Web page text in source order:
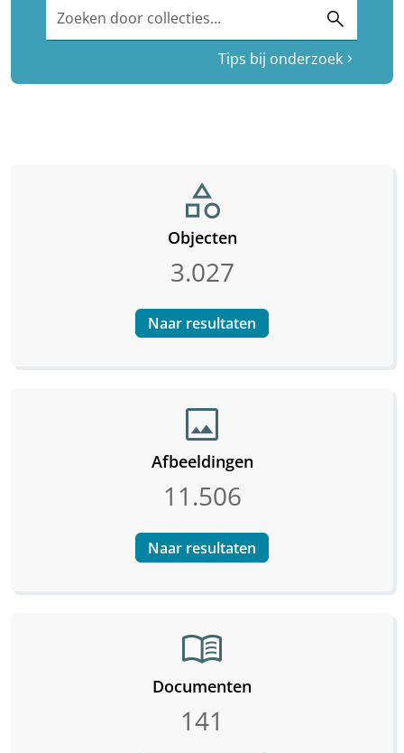
search
Tips bij onderzoek chevron_right
category
Objecten
3.027
Naar resultaten
image
Afbeeldingen
11.506
Naar resultaten
menu_book
Documenten
141